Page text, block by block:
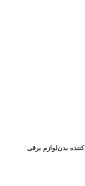
بدنلوازم برقی